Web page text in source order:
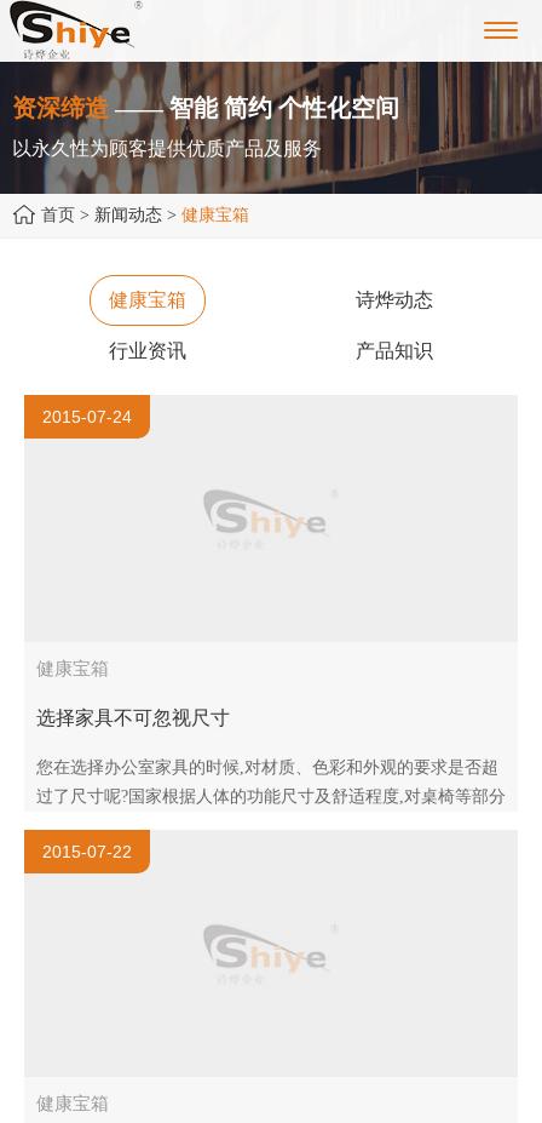
资深缔造 —— 智能 简约 个性化空间
以永久性为顾客提供优质产品及服务
首页 > 新闻动态 > 健康宝箱
健康宝箱 诗烨动态
行业资讯 产品知识
2015-07-24
健康宝箱
选择家具不可忽视尺寸
您在选择办公室家具的时候,对材质、色彩和外观的要求是否超
过了尺寸呢?国家根据人体的功能尺寸及舒适程度,对桌椅等部分
家具尺寸制订了相应标准。如果家具尺寸与标准相差几厘米,虽
然从外表看上去..
2015-07-22
健康宝箱